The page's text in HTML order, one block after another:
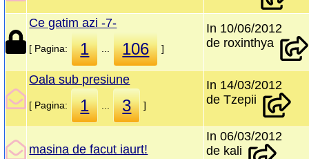
Ce gatim azi -7-
[ Pagina: 1 106 ]
In 10/06/2012
de roxinthya
Oala sub presiune
[ Pagina: 1 3 ]
In 14/03/2012
de Tzepii
masina de facut iaurt!
In 06/03/2012
de kali